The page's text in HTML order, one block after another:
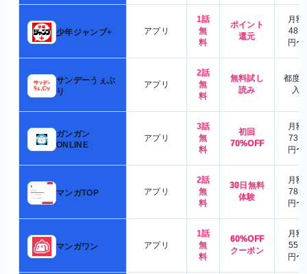
少年ジャンプ+ アプリ
1話
無
料
ポイント
還元
月額
480
円〜
サンデーうぇぶ
り
アプリ
2話
無
料
無料試し
読み
都度
入
ガンガン
ONLINE
アプリ
3話
無
料
初回
70%OFF
月額
730
円〜
マンガTOP アプリ
2話
無
料
30日無料
体験
月額
780
円〜
マンガワン アプリ
1話
無
料
60%OFF
クーポン
月額
550
円〜